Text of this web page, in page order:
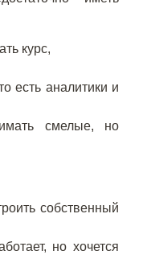
курс,
есть аналитики и
смелые, но
собственный
но хочется